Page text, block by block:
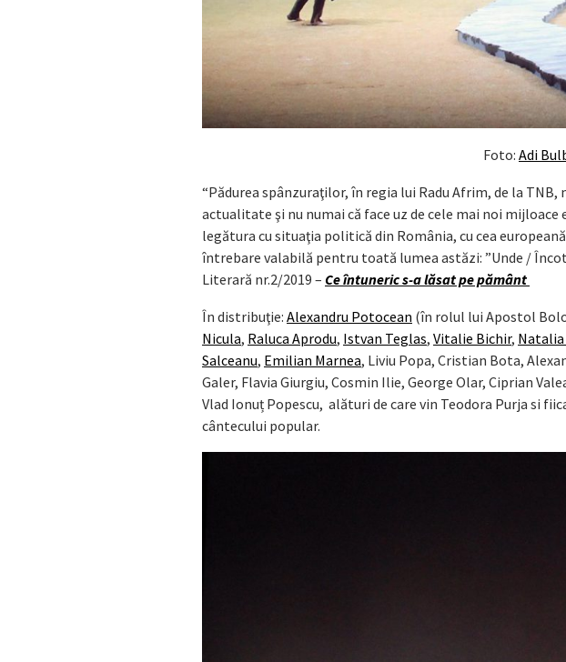
Foto: Adi
“Pădurea spânzuraţilor, în regia lui Radu Afrim, de la
actualitate şi nu numai că face uz de cele mai noi
legătura cu situaţia politică din România, cu cea
întrebare valabilă pentru toată lumea astăzi: ”Unde /
Literară nr.2/2019 – Ce întuneric s-a lăsat pe pământ
În distribuţie:Alexandru Potocean (în rolul lui Apostol
Nicula, Raluca Aprodu, Istvan Teglas,Vitalie Bichir,
Salceanu, Emilian Marnea, Liviu Popa, Cristian Bota,
Galer, Flavia Giurgiu, Cosmin Ilie, George Olar, Ciprian
Vlad Ionuț Popescu, alături de care vin Teodora Purja si
cântecului popular.